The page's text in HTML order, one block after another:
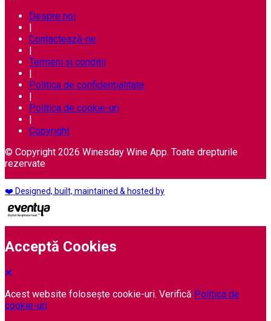
Despre noi
|
Contactează-ne
|
Termeni și condiții
|
Politica de confidențialitate
|
Politica de cookie-uri
|
Copyright
© Copyright 2026 Winesday Wine App. Toate drepturile
rezervate
❤️ Designed, built, maintained & hosted by
Acceptă Cookies
Acest website folosește cookie-uri. Verifică Politica de
cookie-uri